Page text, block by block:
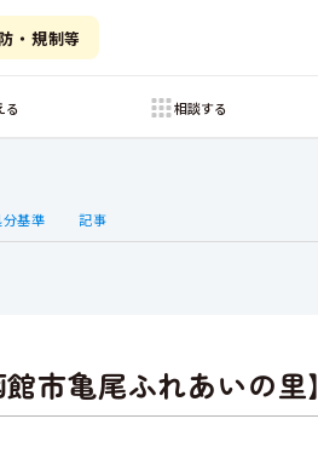
・規制等
る 相談する
基準 記事
市亀尾ふれあいの里】